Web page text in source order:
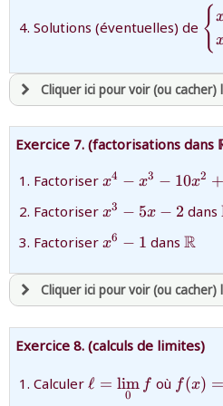
Solutions (éventuelles) de {
Cliquer ici pour voir (ou cacher)
avoir une souscription active
revenir àla page d'accueil
ou tester
la page d'extraits libres
Exercice 7. (factorisations dans
Factoriser {x^4
-x^3 -
10x^2
+ 4x
x4 − x3 − 10x2 +
Factoriser {x^3-
5x-2}
x3 − 5x − 2 dans
Factoriser {x^6-
x6 − 1 dansR
Cliquer ici pour voir (ou cacher)
avoir une souscription active
Exercice 8. (calculs de limites)
Calculer ℓ =
0
lim f où f(x) =